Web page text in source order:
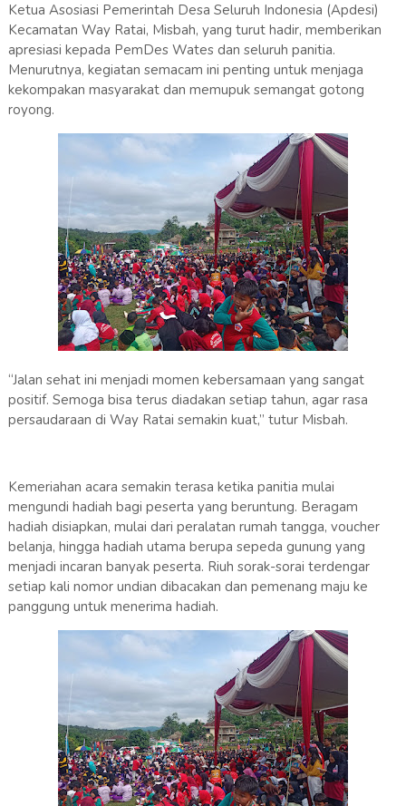
Ketua Asosiasi Pemerintah Desa Seluruh Indonesia (Apdesi)
Kecamatan Way Ratai, Misbah, yang turut hadir, memberikan
apresiasi kepada PemDes Wates dan seluruh panitia.
Menurutnya, kegiatan semacam ini penting untuk menjaga
kekompakan masyarakat dan memupuk semangat gotong
royong.
“Jalan sehat ini menjadi momen kebersamaan yang sangat
positif. Semoga bisa terus diadakan setiap tahun, agar rasa
persaudaraan di Way Ratai semakin kuat,” tutur Misbah.
Kemeriahan acara semakin terasa ketika panitia mulai
mengundi hadiah bagi peserta yang beruntung. Beragam
hadiah disiapkan, mulai dari peralatan rumah tangga, voucher
belanja, hingga hadiah utama berupa sepeda gunung yang
menjadi incaran banyak peserta. Riuh sorak-sorai terdengar
setiap kali nomor undian dibacakan dan pemenang maju ke
panggung untuk menerima hadiah.